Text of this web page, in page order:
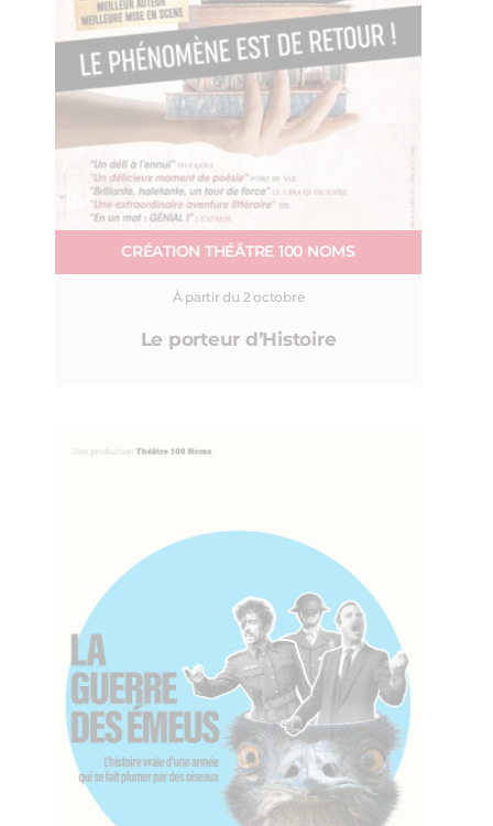
CRÉATION THÉÂTRE 100 NOMS
À partir du 2 octobre
Le porteur d’Histoire